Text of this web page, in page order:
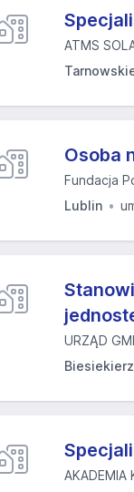
ATMS
Osoba
Fundacja
Lublin
URZĄD
Biesiekierz
AKADEMIA